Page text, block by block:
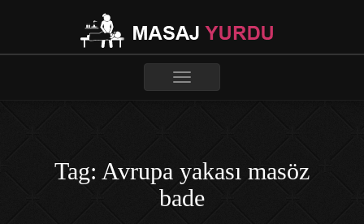
Toggle
Tag: Avrupa yakası masöz
bade